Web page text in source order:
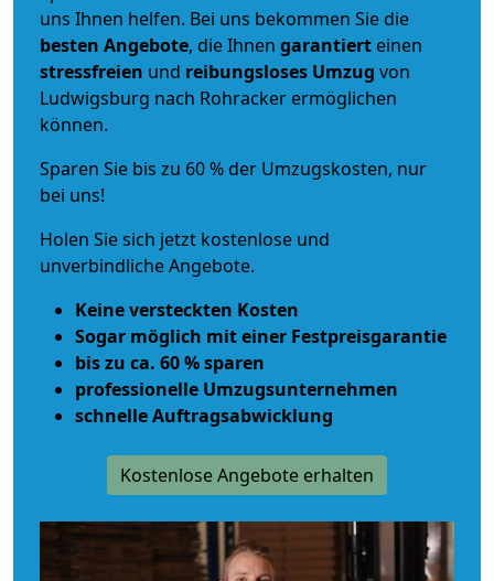
uns Ihnen helfen. Bei uns bekommen Sie die
besten Angebote, die Ihnen garantiert einen
stressfreien und reibungsloses Umzug von
Ludwigsburg nach Rohracker ermöglichen
können.
Sparen Sie bis zu 60 % der Umzugskosten, nur
bei uns!
Holen Sie sich jetzt kostenlose und
unverbindliche Angebote.
Keine versteckten Kosten
Sogar möglich mit einer Festpreisgarantie
bis zu ca. 60 % sparen
professionelle Umzugsunternehmen
schnelle Auftragsabwicklung
Kostenlose Angebote erhalten